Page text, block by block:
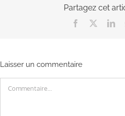
Partagez cet
Facebook
Laisser un commentaire